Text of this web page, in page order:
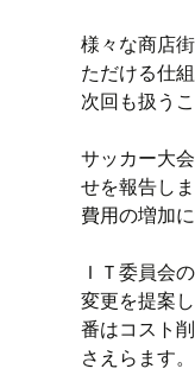
様々な商店
ただける仕
次回も扱う
サッカー大
せを報告し
費用の増加
ＩＴ委員会
変更を提案
番はコスト
さえらます